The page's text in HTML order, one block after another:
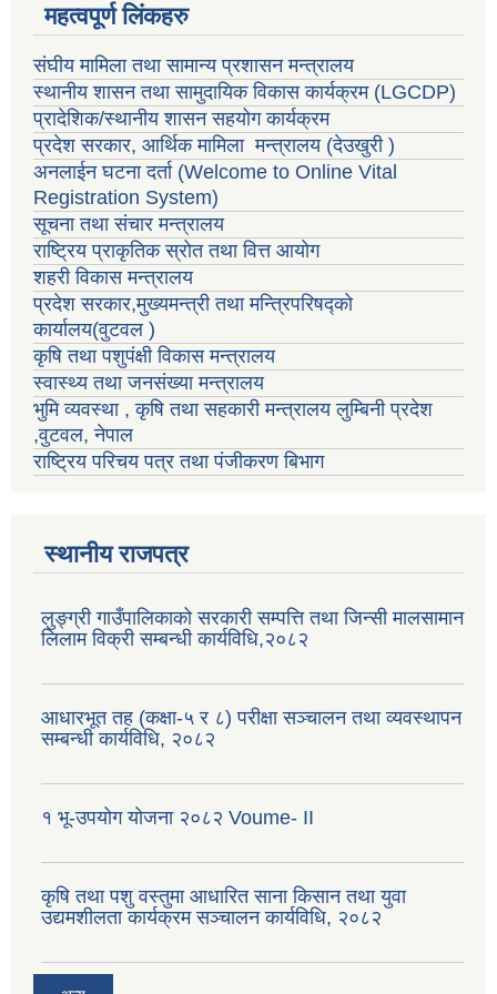
महत्वपूर्ण लिंकहरु
संघीय मामिला तथा सामान्य प्रशासन मन्त्रालय
स्थानीय शासन तथा सामुदायिक विकास कार्यक्रम (LGCDP)
प्रादेशिक/स्थानीय शासन सहयोग कार्यक्रम
प्रदेश सरकार, आर्थिक मामिला मन्त्रालय (देउखुरी )
अनलाईन घटना दर्ता (Welcome to Online Vital
Registration System)
सूचना तथा संचार मन्त्रालय
राष्ट्रिय प्राकृतिक स्रोत तथा वित्त आयोग
शहरी विकास मन्त्रालय
प्रदेश सरकार,मुख्यमन्त्री तथा मन्त्रिपरिषद्को
कार्यालय(वुटवल )
कृषि तथा पशुपंक्षी विकास मन्त्रालय
स्वास्थ्य तथा जनसंख्या मन्त्रालय
भुमि व्यवस्था , कृषि तथा सहकारी मन्त्रालय लुम्बिनी प्रदेश
,वुटवल, नेपाल
राष्ट्रिय परिचय पत्र तथा पंजीकरण बिभाग
स्थानीय राजपत्र
लुङ्ग्री गाउँपालिकाको सरकारी सम्पत्ति तथा जिन्सी मालसामान
लिलाम विक्री सम्बन्धी कार्यविधि,२०८२
आधारभूत तह (कक्षा-५ र ८) परीक्षा सञ्चालन तथा व्यवस्थापन
सम्बन्धी कार्यविधि, २०८२
१ भू-उपयोग योजना २०८२ Voume- II
कृषि तथा पशु वस्तुमा आधारित साना किसान तथा युवा
उद्यमशीलता कार्यक्रम सञ्चालन कार्यविधि, २०८२